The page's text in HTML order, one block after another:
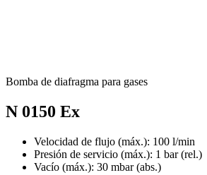
Bomba de diafragma para gases
N 0150 Ex
Velocidad de flujo (máx.): 100 l/min
Presión de servicio (máx.): 1 bar (rel.)
Vacío (máx.): 30 mbar (abs.)